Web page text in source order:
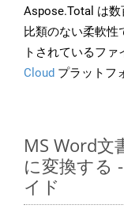
Aspose.Total は数
比類のない柔軟性
トされているファ
Cloud プラットフ
MS Word文
に変換する
イド